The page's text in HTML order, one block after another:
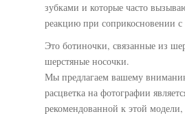
зубками и которые часто
реакцию при соприкосновении
Это ботиночки, связанные из
шерстяные носочки.
Мы предлагаем вашему
расцветка на фотографии
рекомендованной к этой